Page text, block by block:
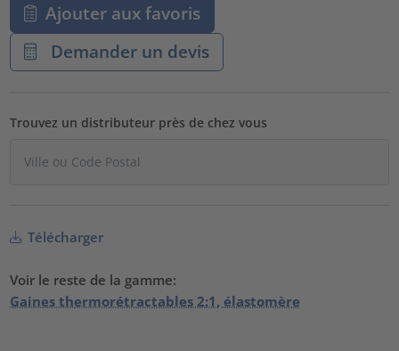
Ajouter aux favoris
Demander un devis
Trouvez un distributeur près de chez vous
Télécharger
Voir le reste de la gamme:
Gaines thermorétractables 2:1, élastomère